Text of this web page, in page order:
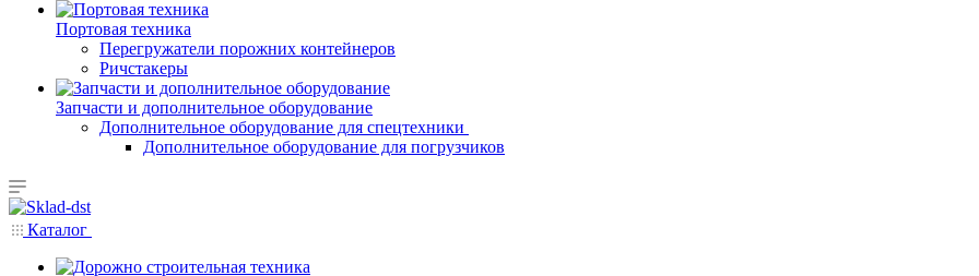
Портовая техника
Перегружатели порожних контейнеров
Ричстакеры
Запчасти и дополнительное оборудование
Дополнительное оборудование для спецтехники
Дополнительное оборудование для погрузчиков
Каталог